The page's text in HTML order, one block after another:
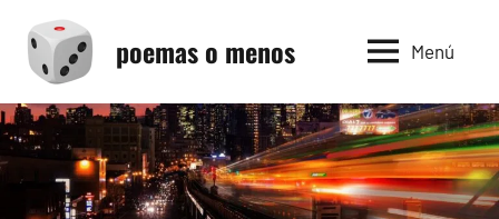
contenido
poemas o menos Menú